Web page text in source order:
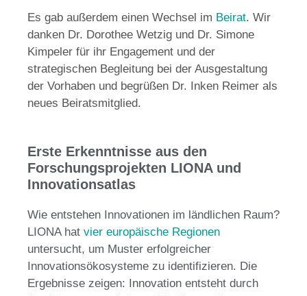
Es gab außerdem einen Wechsel im Beirat. Wir
danken Dr. Dorothee Wetzig und Dr. Simone
Kimpeler für ihr Engagement und der
strategischen Begleitung bei der Ausgestaltung
der Vorhaben und begrüßen Dr. Inken Reimer als
neues Beiratsmitglied.
Erste Erkenntnisse aus den
Forschungsprojekten LIONA und
Innovationsatlas
Wie entstehen Innovationen im ländlichen Raum?
LIONA hat vier europäische Regionen
untersucht, um Muster erfolgreicher
Innovationsökosysteme zu identifizieren. Die
Ergebnisse zeigen: Innovation entsteht durch